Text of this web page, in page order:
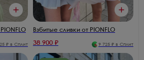
₽ в Сплит
Взбитые сливки от PIONFLO
38 900 ₽ 9 725 ₽ в Сплит